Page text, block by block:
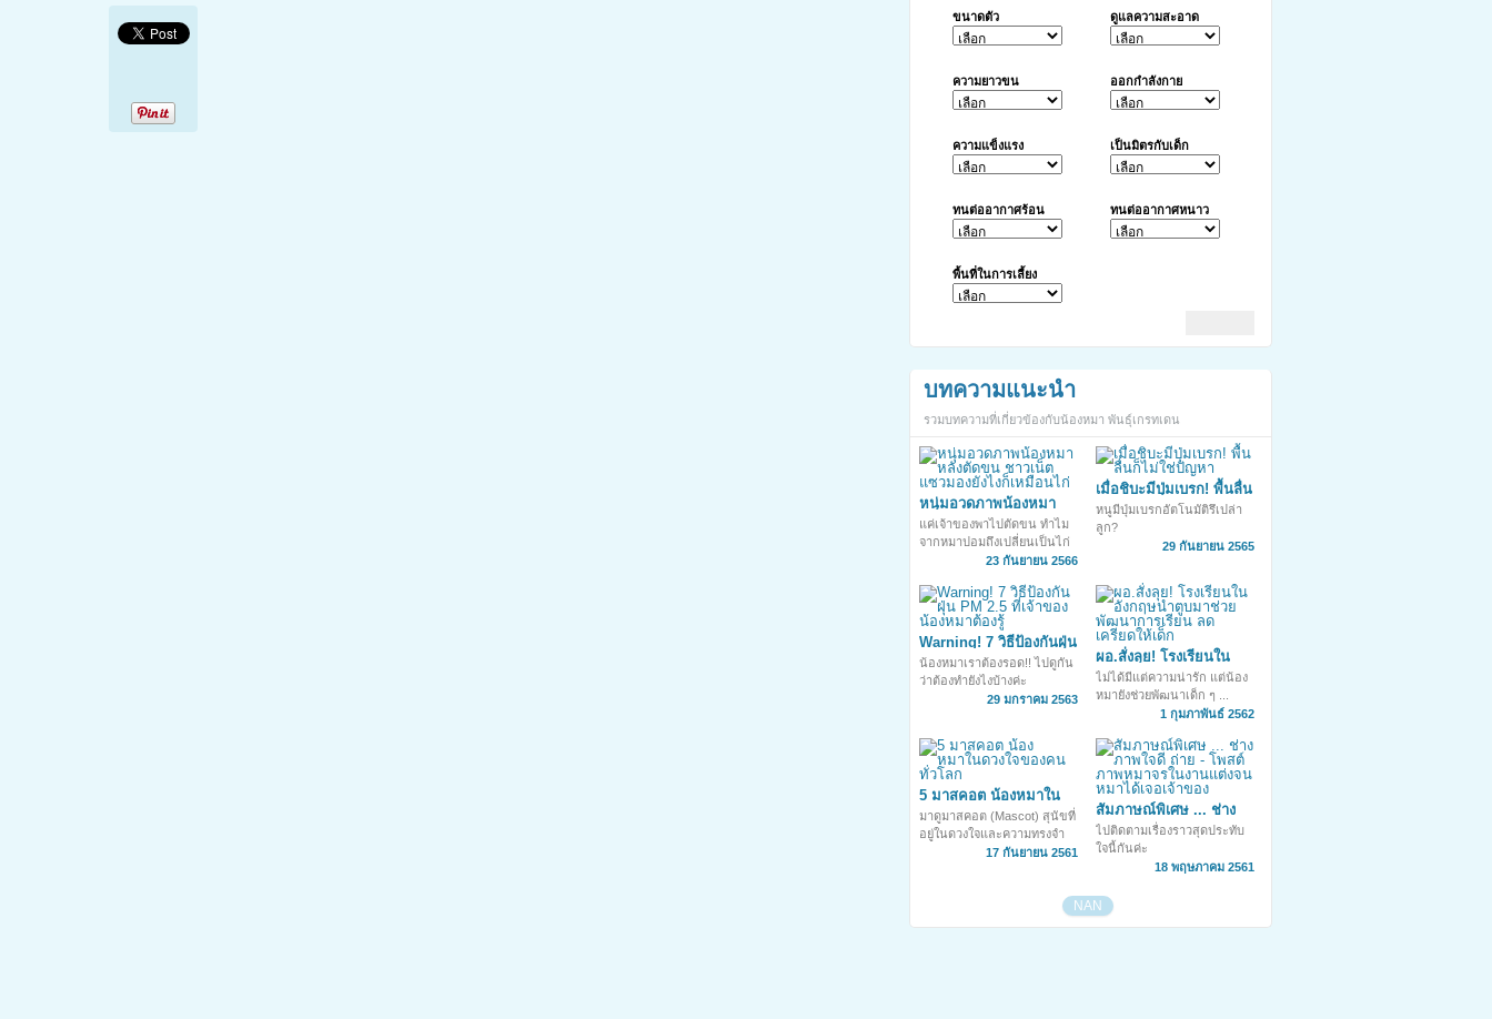
ขนาดตัว ดูแลความสะอาด
ความยาวขน ออกกำลังกาย
ความแข็งแรง เป็นมิตรกับเด็ก
ทนต่ออากาศร้อน ทนต่ออากาศหนาว
พื้นที่ในการเลี้ยง
บทความแนะนำ
รวมบทความที่เกี่ยวข้องกับน้องหมา พันธุ์เกรทเดน
หนุ่มอวดภาพน้องหมา
หลังตัดขน ชาวเน็ตแซว
มองยังไงก็เหมือนไก่
แค่เจ้าของพาไปตัดขน ทำไม
จากหมาปอมถึงเปลี่ยนเป็นไก่
23 กันยายน 2566
เมื่อชิบะมีปุ่มเบรก! พื้นลื่น
ก็ไม่ใช่ปัญหา
หนูมีปุ่มเบรกอัตโนมัติรึเปล่า
ลูก?
29 กันยายน 2565
Warning! 7 วิธีป้องกันฝุ่น
PM 2.5 ที่เจ้าของน้อง
หมาต้องรู้
น้องหมาเราต้องรอด!! ไปดูกัน
ว่าต้องทำยังไงบ้างค่ะ
29 มกราคม 2563
ผอ.สั่งลุย! โรงเรียนใน
อังกฤษนำตูบมาช่วย
พัฒนาการเรียน ลด
เครียดให้เด็ก
ไม่ได้มีแต่ความน่ารัก แต่น้อง
หมายังช่วยพัฒนาเด็ก ๆ ...
1 กุมภาพันธ์ 2562
5 มาสคอต น้องหมาใน
ดวงใจของคนทั่วโลก
มาดูมาสคอต (Mascot) สุนัขที่
อยู่ในดวงใจและความทรงจำ
ของคนทั่วโลกกัน17 กันยายน 2561
สัมภาษณ์พิเศษ ... ช่าง
ภาพใจดี ถ่าย - โพสต์
ภาพหมาจรในงานแต่งจน
หมาได้เจอเจ้าของ
ไปติดตามเรื่องราวสุดประทับ
ใจนี้กันค่ะ
18 พฤษภาคม 2561
NAN